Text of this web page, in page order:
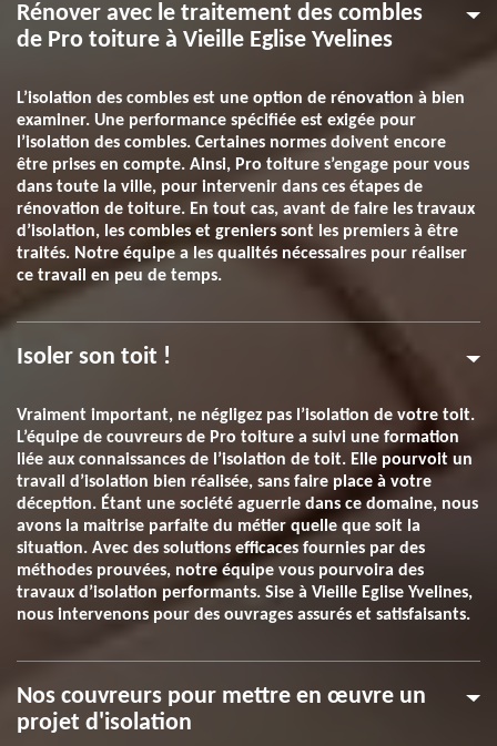
Rénover avec le traitement des combles
de Pro toiture à Vieille Eglise Yvelines
L’isolation des combles est une option de rénovation à bien
examiner. Une performance spécifiée est exigée pour
l’isolation des combles. Certaines normes doivent encore
être prises en compte. Ainsi, Pro toiture s’engage pour vous
dans toute la ville, pour intervenir dans ces étapes de
rénovation de toiture. En tout cas, avant de faire les travaux
d’isolation, les combles et greniers sont les premiers à être
traités. Notre équipe a les qualités nécessaires pour réaliser
ce travail en peu de temps.
Isoler son toit !
Vraiment important, ne négligez pas l’isolation de votre toit.
L’équipe de couvreurs de Pro toiture a suivi une formation
liée aux connaissances de l’isolation de toit. Elle pourvoit un
travail d’isolation bien réalisée, sans faire place à votre
déception. Étant une société aguerrie dans ce domaine, nous
avons la maitrise parfaite du métier quelle que soit la
situation. Avec des solutions efficaces fournies par des
méthodes prouvées, notre équipe vous pourvoira des
travaux d’isolation performants. Sise à Vieille Eglise Yvelines,
nous intervenons pour des ouvrages assurés et satisfaisants.
Nos couvreurs pour mettre en œuvre un
projet d'isolation